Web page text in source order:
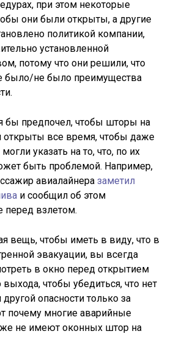
при этом некоторые
они были открыты, а другие
политикой компании,
установленной
потому что они решили, что
было/не было преимущества
бы предпочел, чтобы шторы на
открыты все время, чтобы даже
указать на то, что, по их
быть проблемой. Например,
авиалайнеразаметил
и сообщил об этом
перед взлетом.
вещь, чтобы иметь в виду, что в
эвакуации, вы всегда
в окно перед открытием
выхода, чтобы убедиться, что нет
опасности только за
почему многие аварийные
не имеют оконных штор на